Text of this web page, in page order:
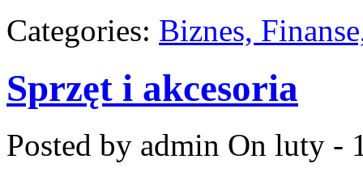
Categories: Biznes,
Sprzęt i akcesoria
Posted by admin On luty -